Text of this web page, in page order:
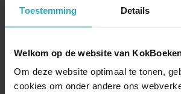
Toestemming Details
Welkom op de website van
Om deze website optimaal te tonen,
cookies om onder andere ons
Alles
Luisterboeken
Diversen